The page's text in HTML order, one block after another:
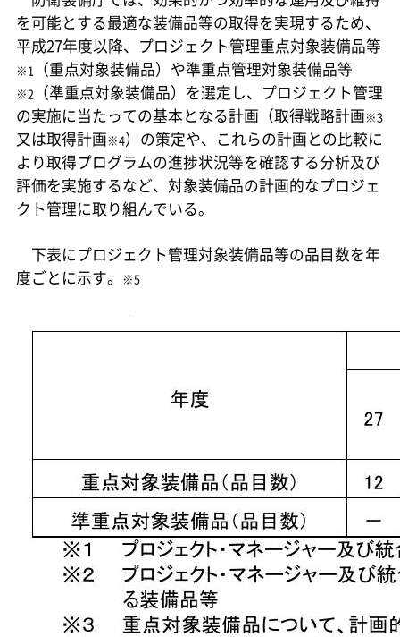
を可能とする最適な装備品等の取得を実現するため、
平成27年度以降、プロジェクト管理重点対象装備品等
※1 （重点対象装備品）や準重点管理対象装備品等
※2
（準重点対象装備品）を選定し、プロジェクト管理
の実施に当たっての基本となる計画（取得戦略計画※3
又は取得計画※4）の策定や、これらの計画との比較に
より取得プログラムの進捗状況等を確認する分析及び
評価を実施するなど、対象装備品の計画的なプロジェ
クト管理に取り組んでいる。
下表にプロジェクト管理対象装備品等の品目数を年
度ごとに示す。
※5